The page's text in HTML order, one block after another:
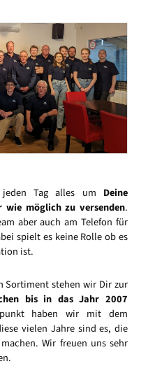
Tag alles um Deine
wie möglich zu versenden.
aber auch am Telefon für
spielt es keine Rolle ob es
ist.
Sortiment stehen wir Dir zur
bis in das Jahr 2007
haben wir mit dem
vielen Jahre sind es, die
Wir freuen uns sehr